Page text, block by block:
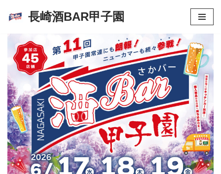
テ
ツ
へ
ス
キ
ッ
プ
長崎酒BAR甲子園